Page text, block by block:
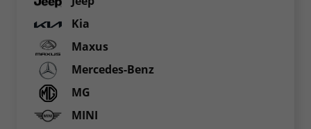
Kia
Maxus
Mercedes-Benz
MG
MINI